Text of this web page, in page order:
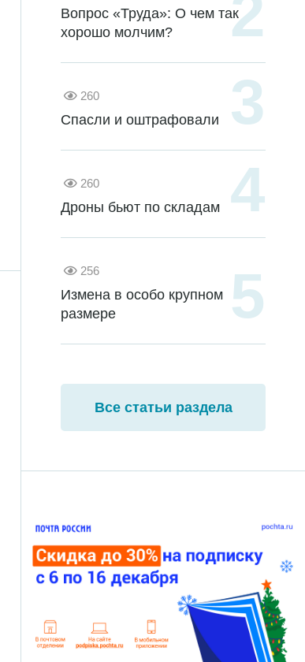
Вопрос «Труда»: О чем так
хорошо молчим?
260
Спасли и оштрафовали
260
Дроны бьют по складам
256
Измена в особо крупном
размере
Все статьи раздела